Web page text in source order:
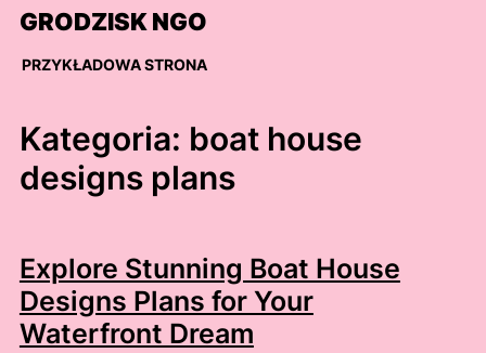
Skip
content
GRODZISK NGO
PRZYKŁADOWA STRONA
Kategoria: boat house
designs plans
Explore Stunning Boat House
Designs Plans for Your
Waterfront Dream